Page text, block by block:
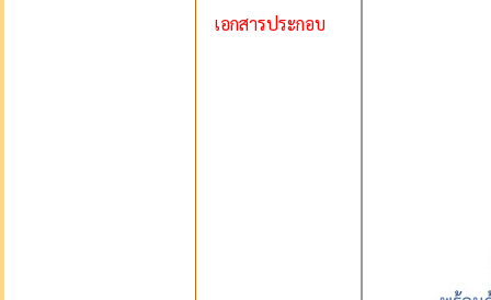
เอกสารประกอบ